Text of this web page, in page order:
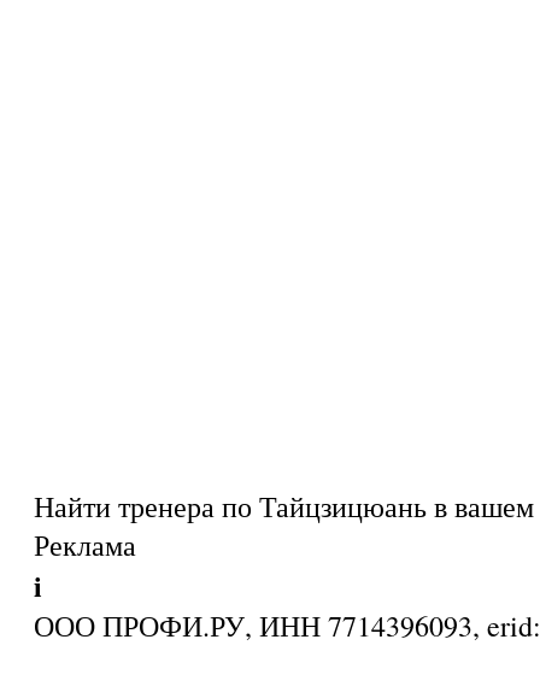
Найти тренера по Тайцзицюань в вашем
Реклама
i
ООО ПРОФИ.РУ, ИНН 7714396093,